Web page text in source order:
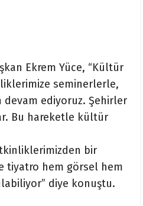
Ekrem Yüce, “Kültür
seminerlerle,
ediyoruz. Şehirler
Bu hareketle kültür
bir
tiyatro hem görsel hem
diye konuştu.